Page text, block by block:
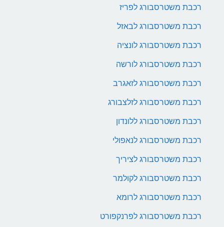
רכבת משטרסבורג לפריז
רכבת משטרסבורג לבאזל
רכבת משטרסבורג לונציה
רכבת משטרסבורג לורשה
רכבת משטרסבורג לזאגרב
רכבת משטרסבורג לזלצבורג
רכבת משטרסבורג ללונדון
רכבת משטרסבורג לנאפולי
רכבת משטרסבורג לציריך
רכבת משטרסבורג לקולמר
רכבת משטרסבורג לרומא
רכבת משטרסבורג לפרנקפורט